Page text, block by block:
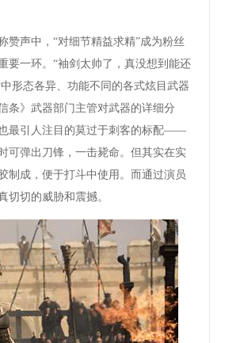
声中，“对细节精益求精”成为粉丝
要一环。“袖剑太帅了，真没想到能还
形态各异、功能不同的各式炫目武器
条》武器部门主管对武器的详细分
最引人注目的莫过于刺客的标配——
可弹出刀锋，一击毙命。但其实在实
制成，便于打斗中使用。而通过演员
切切的威胁和震撼。